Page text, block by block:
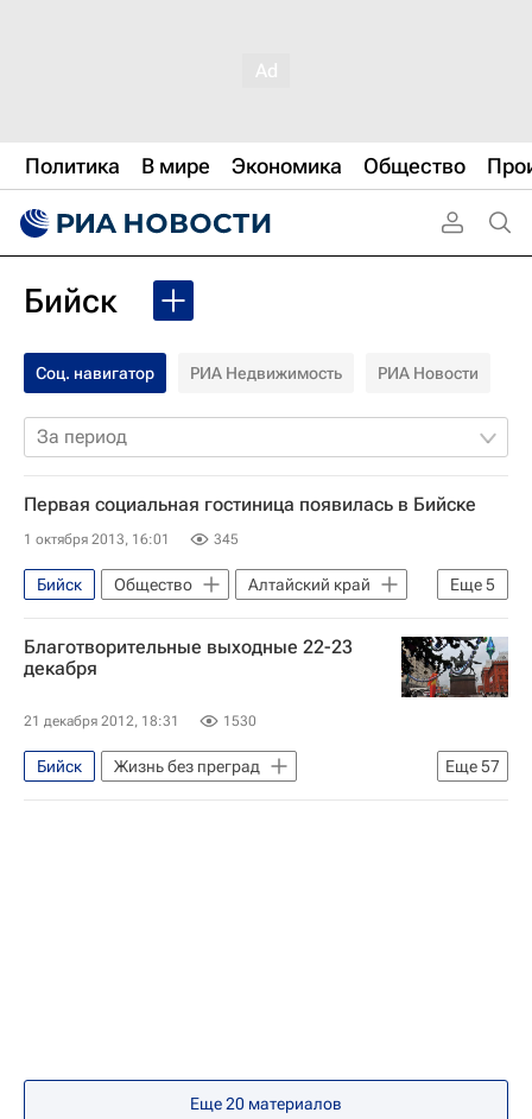
Политика В мире Экономика Общество
Бийск
Соц. навигатор РИА Недвижимость РИА Новости
За период
Первая социальная гостиница появилась в Бийске
1 октября 2013, 16:01 345
Еще5
Бийск Общество
Алтайский край
Жизнь без преград
Весь мир
Европа
Сибирский ФО Россия
Благотворительные выходные 22-23
декабря
21 декабря 2012, 18:31 1530
Еще57
Бийск
Жизнь без преград
Ярославль
Красноярск
Ижевск
Томск
Еще20 материалов